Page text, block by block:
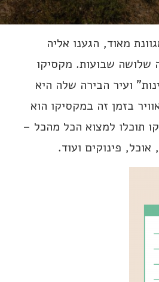
מאוד, הגענו אליה
שלושה שבועות. מקסיקו
ועיר הבירה שלה היא
בזמן זה במקסיקו הוא
תוכלו למצוא הכל מהכל –
פינוקים ועוד.